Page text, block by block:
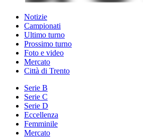
Notizie
Campionati
Ultimo turno
Prossimo turno
Foto e video
Mercato
Città di Trento
Serie B
Serie C
Serie D
Eccellenza
Femminile
Mercato